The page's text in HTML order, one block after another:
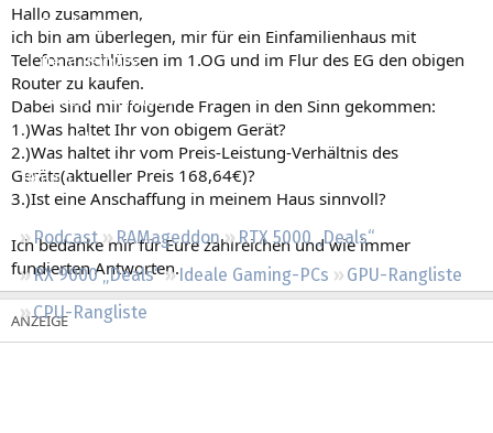
Empfohlene Inhalte
Neue Beiträge
Neueste Aktivitäten
Leserartikel
Regeln
Podcast RAMageddon
RTX 5000 „Deals“
RX 9000 „Deals“
Ideale Gaming-PCs
GPU-Rangliste
CPU-Rangliste
Hallo zusammen,
ich bin am überlegen, mir für ein Einfamilienhaus mit
Telefonanschlüssen im 1.OG und im Flur des EG den obigen
Router zu kaufen.
Dabei sind mir folgende Fragen in den Sinn gekommen:
1.)Was haltet Ihr von obigem Gerät?
2.)Was haltet ihr vom Preis-Leistung-Verhältnis des
Geräts(aktueller Preis 168,64€)?
3.)Ist eine Anschaffung in meinem Haus sinnvoll?
Ich bedanke mir für Eure zahlreichen und wie immer
fundierten Antworten.